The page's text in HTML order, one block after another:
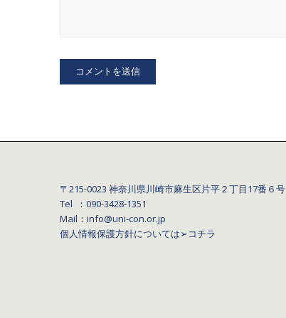
〒215-0023 神奈川県川崎市麻生区片平２丁目17番６号
Tel ：090-3428‐1351
Mail：info@uni-con.or.jp
個人情報保護方針については➢コチラ